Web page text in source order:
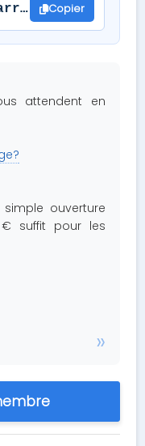
Copier
attendent en
ouverture
suffit pour les